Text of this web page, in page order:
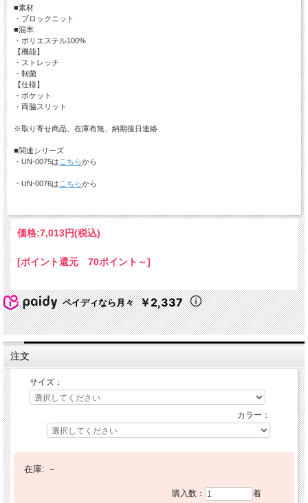
■素材
・ブロックニット
■混率
・ポリエステル100%
【機能】
・ストレッチ
・制菌
【仕様】
・ポケット
・両脇スリット
※取り寄せ商品、在庫有無、納期後日連絡
■関連シリーズ
・UN-0075はこちらから
・UN-0076はこちらから
価格:7,013円(税込)
[ポイント還元 70ポイント～]
ペイディなら月々 ￥2,337
注文
サイズ：
カラー：
在庫: －
購入数： 着